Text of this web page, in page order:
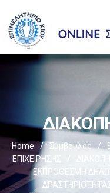
Home / Σύμβουλος /
ΕΠΙΧΕIΡΗΣΗΣ
/
ΕΚΠΡΟΘΕΣΜΗ